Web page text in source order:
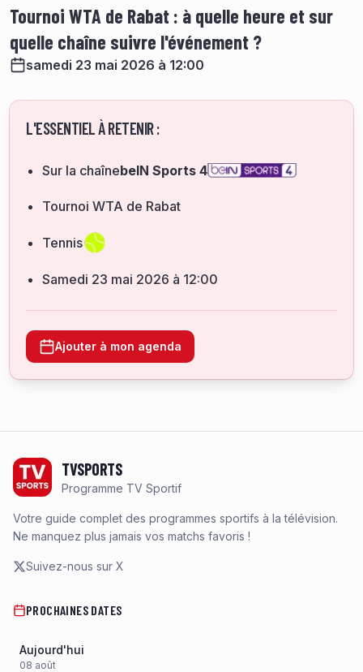
Tournoi WTA de Rabat : à quelle heure et sur
quelle chaîne suivre l'événement ?
samedi 23 mai 2026 à 12:00
L'ESSENTIEL À RETENIR :
Sur la chaînebeIN Sports 4
Tournoi WTA de Rabat
Tennis
samedi 23 mai 2026 à 12:00
Ajouter à mon agenda
TVSPORTS
Programme TV Sportif
Votre guide complet des programmes sportifs à la télévision.
Ne manquez plus jamais vos matchs favoris !
Suivez-nous sur X
PROCHAINES DATES
Aujourd'hui
08 août